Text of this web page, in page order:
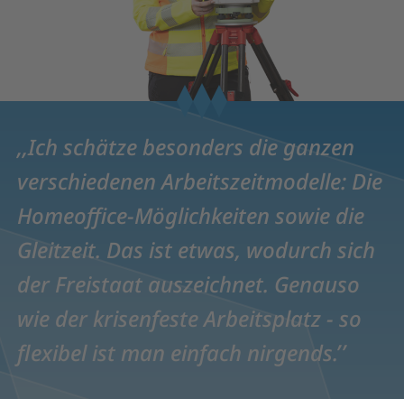
Ich schätze besonders die ganzen
verschiedenen Arbeitszeitmodelle: Die
Homeoffice-Möglichkeiten sowie die
Gleitzeit. Das ist etwas, wodurch sich
der Freistaat auszeichnet. Genauso
wie der krisenfeste Arbeitsplatz - so
flexibel ist man einfach nirgends.